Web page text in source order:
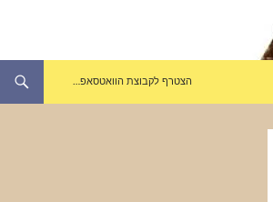
הצטרף לקבוצת הוואטסאפ…